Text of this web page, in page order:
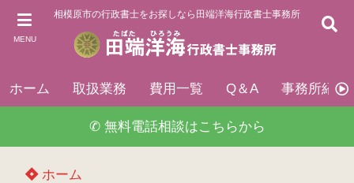
MENU
相模原市の行政書士をお探しなら田端洋海行政書士事務所
ホーム 取扱業務 費用一覧 Q＆A 事務所紹介
✆ 無料電話相談はこちらから
ホーム